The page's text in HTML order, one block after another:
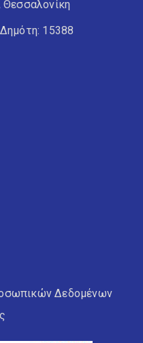
15388
Δεδομένων